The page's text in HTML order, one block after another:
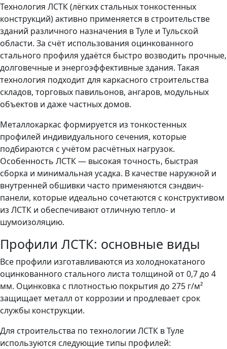
Технология ЛСТК (лёгких стальных тонкостенных
конструкций) активно применяется в строительстве
зданий различного назначения в Туле и Тульской
области. За счёт использования оцинкованного
стального профиля удаётся быстро возводить прочные,
долговечные и энергоэффективные здания. Такая
технология подходит для каркасного строительства
складов, торговых павильонов, ангаров, модульных
объектов и даже частных домов.
Металлокаркас формируется из тонкостенных
профилей индивидуального сечения, которые
подбираются с учётом расчётных нагрузок.
Особенность ЛСТК — высокая точность, быстрая
сборка и минимальная усадка. В качестве наружной и
внутренней обшивки часто применяются сэндвич-
панели, которые идеально сочетаются с конструктивом
из ЛСТК и обеспечивают отличную тепло- и
шумоизоляцию.
Профили ЛСТК: основные виды
Все профили изготавливаются из холоднокатаного
оцинкованного стального листа толщиной от 0,7 до 4
мм. Оцинковка с плотностью покрытия до 275 г/м²
защищает металл от коррозии и продлевает срок
службы конструкции.
Для строительства по технологии ЛСТК в Туле
используются следующие типы профилей: